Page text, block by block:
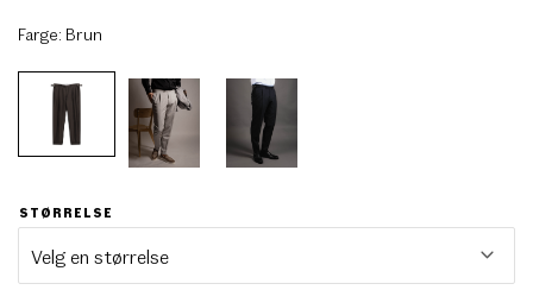
Farge: Brun
STØRRELSE